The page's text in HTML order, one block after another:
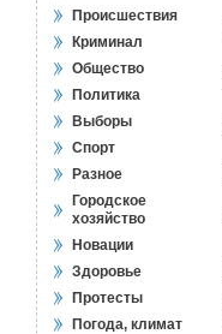
Происшествия
Криминал
Общество
Политика
Выборы
Спорт
Разное
Городское
хозяйство
Новации
Здоровье
Протесты
Погода, климат